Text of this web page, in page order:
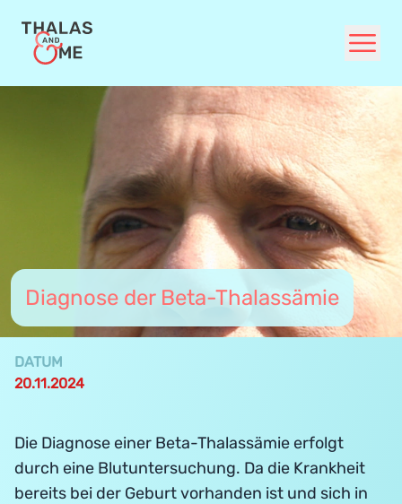
Unsere Themen
Für Ärzt:innen
Diagnose der Beta-Thalassämie
DATUM
20.11.2024
Die Diagnose einer Beta-Thalassämie erfolgt
durch eine Blutuntersuchung. Da die Krankheit
bereits bei der Geburt vorhanden ist und sich in